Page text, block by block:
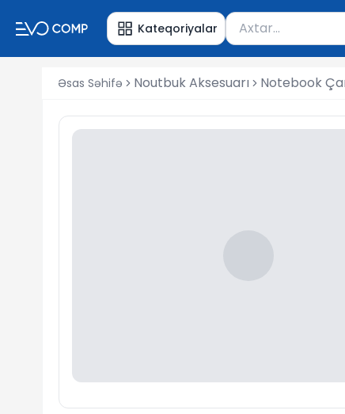
Kateqoriyalar Məhsul axtar
Axtarış üçün ən
Əsas Səhifə Noutbuk Aksesuarı Notebook